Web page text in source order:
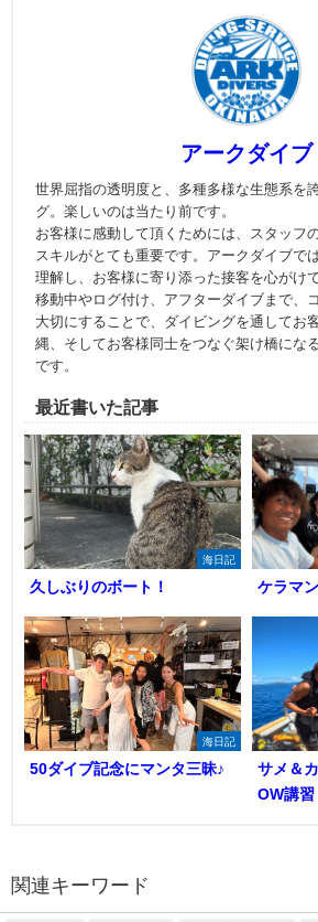
アークダイブ
世界屈指の透明度と、多種多様な生態系を
グ。楽しいのは当たり前です。
お客様に感動して頂くためには、スタッフ
スキルがとても重要です。アークダイブで
理解し、お客様に寄り添った接客を心がけ
移動中やログ付け、アフターダイブまで、
大切にすることで、ダイビングを通してお
縄、そしてお客様同士をつなぐ架け橋にな
です。
最近書いた記事
海日記
久しぶりのボート！ ケラマ
海日記
50ダイブ記念にマンタ三昧♪
サメ＆
OW講習
関連キーワード